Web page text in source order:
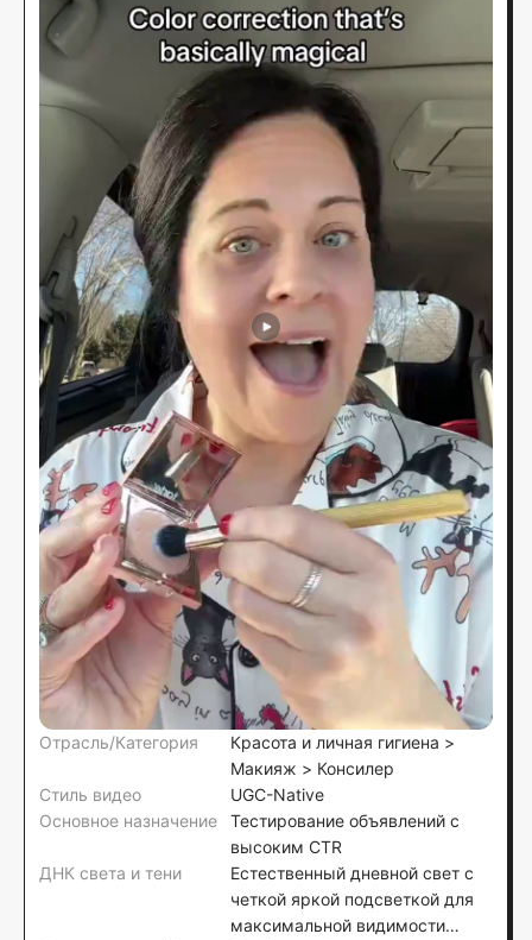
Отрасль/Категория
Красота и личная гигиена >
Макияж > Консилер
Стиль видео
UGC-Native
Основное назначение
Тестирование объявлений с
высоким CTR
ДНК света и тени
Естественный дневной свет с
четкой яркой подсветкой для
максимальной видимости